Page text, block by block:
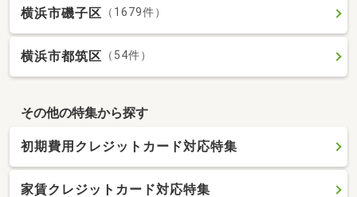
横浜市磯子区 （1679件）
横浜市都筑区 （54件）
その他の特集から探す
初期費用クレジットカード対応特集
家賃クレジットカード対応特集